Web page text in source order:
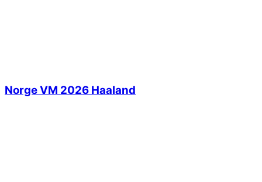
Norge VM 2026 Haaland